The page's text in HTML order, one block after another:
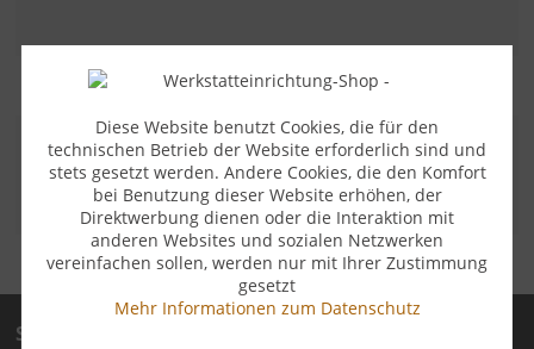
ZAHLUNGSARTEN
Service
Diese Website benutzt Cookies, die für den
technischen Betrieb der Website erforderlich sind und
stets gesetzt werden. Andere Cookies, die den Komfort
bei Benutzung dieser Website erhöhen, der
Direktwerbung dienen oder die Interaktion mit
anderen Websites und sozialen Netzwerken
vereinfachen sollen, werden nur mit Ihrer Zustimmung
gesetzt
Mehr Informationen zum Datenschutz